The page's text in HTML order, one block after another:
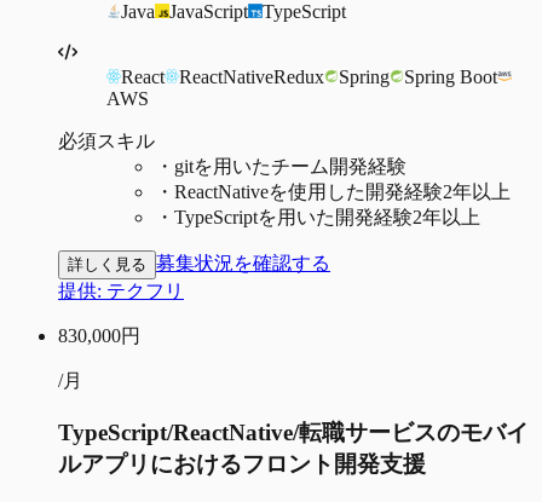
Java
JavaScript TypeScript
React ReactNativeRedux Spring
Spring Boot
AWS
必須スキル
・ gitを用いたチーム開発経験
・ ReactNativeを使用した開発経験2年以上
・ TypeScriptを用いた開発経験2年以上
詳しく見る 募集状況を確認する
提供: テクフリ
830,000円
/月
TypeScript/ReactNative/転職サービスのモバイ
ルアプリにおけるフロント開発支援